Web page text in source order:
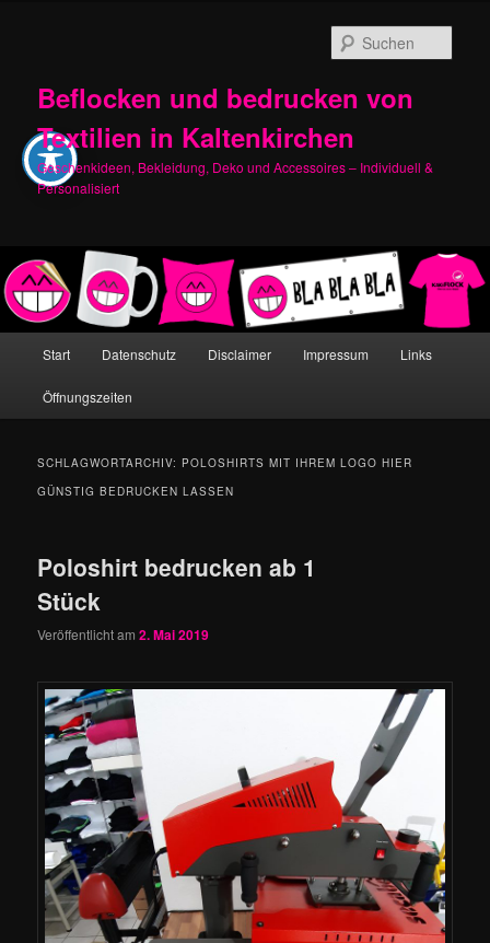
Beflocken und bedrucken von
Textilien in Kaltenkirchen
Geschenkideen, Bekleidung, Deko und Accessoires – Individuell &
Personalisiert
Start Datenschutz Disclaimer Impressum Links
Öffnungszeiten
SCHLAGWORTARCHIV: POLOSHIRTS MIT IHREM LOGO HIER
GÜNSTIG BEDRUCKEN LASSEN
Poloshirt bedrucken ab 1
Stück
Veröffentlicht am2. Mai 2019